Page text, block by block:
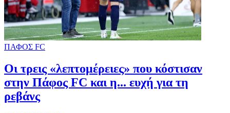
ΠΑΦΟΣ FC
Οι τρεις «λεπτομέρειες» που κόστισαν
στην Πάφος FC και η... ευχή για τη
ρεβάνς